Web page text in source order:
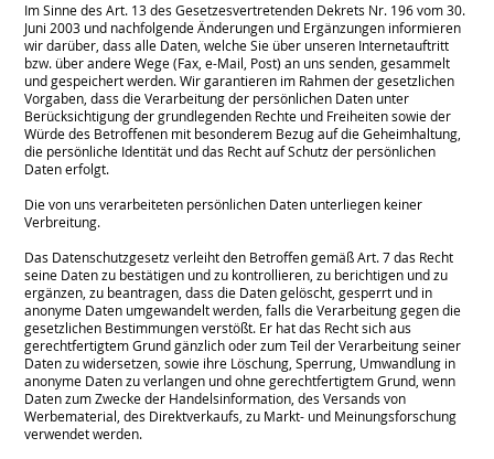
Im Sinne des Art. 13 des Gesetzesvertretenden Dekrets Nr. 196 vom 30.
Juni 2003 und nachfolgende Änderungen und Ergänzungen informieren
wir darüber, dass alle Daten, welche Sie über unseren Internetauftritt
bzw. über andere Wege (Fax, e-Mail, Post) an uns senden, gesammelt
und gespeichert werden. Wir garantieren im Rahmen der gesetzlichen
Vorgaben, dass die Verarbeitung der persönlichen Daten unter
Berücksichtigung der grundlegenden Rechte und Freiheiten sowie der
Würde des Betroffenen mit besonderem Bezug auf die Geheimhaltung,
die persönliche Identität und das Recht auf Schutz der persönlichen
Daten erfolgt.
Die von uns verarbeiteten persönlichen Daten unterliegen keiner
Verbreitung.
Das Datenschutzgesetz verleiht den Betroffen gemäß Art. 7 das Recht
seine Daten zu bestätigen und zu kontrollieren, zu berichtigen und zu
ergänzen, zu beantragen, dass die Daten gelöscht, gesperrt und in
anonyme Daten umgewandelt werden, falls die Verarbeitung gegen die
gesetzlichen Bestimmungen verstößt. Er hat das Recht sich aus
gerechtfertigtem Grund gänzlich oder zum Teil der Verarbeitung seiner
Daten zu widersetzen, sowie ihre Löschung, Sperrung, Umwandlung in
anonyme Daten zu verlangen und ohne gerechtfertigtem Grund, wenn
Daten zum Zwecke der Handelsinformation, des Versands von
Werbematerial, des Direktverkaufs, zu Markt- und Meinungsforschung
verwendet werden.